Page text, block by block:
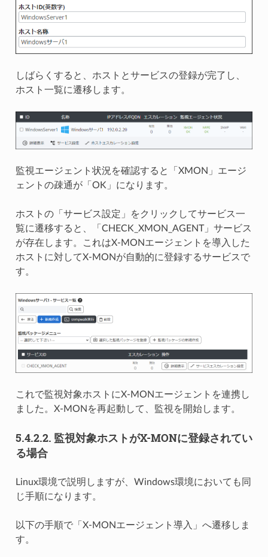
しばらくすると、ホストとサービスの登録が完了し、
ホスト一覧に遷移します。
監視エージェント状況を確認すると「XMON」エージ
ェントの疎通が「OK」になります。
ホストの「サービス設定」をクリックしてサービス一
覧に遷移すると、「CHECK_XMON_AGENT」サービス
が存在します。これはX-MONエージェントを導入した
ホストに対してX-MONが自動的に登録するサービスで
す。
これで監視対象ホストにX-MONエージェントを連携し
ました。X-MONを再起動して、監視を開始します。
5.4.2.2. 監視対象ホストがX-MONに登録されてい
る場合
Linux環境で説明しますが、Windows環境においても同
じ手順になります。
以下の手順で「X-MONエージェント導入」へ遷移しま
す。